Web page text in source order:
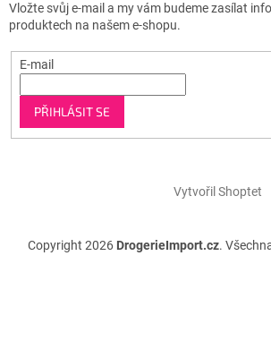
Vložte svůj e-mail a my vám budeme zasílat
produktech na našem e-shopu.
E-mail
PŘIHLÁSIT SE
Vytvořil Shoptet
Copyright 2026 DrogerieImport.cz.